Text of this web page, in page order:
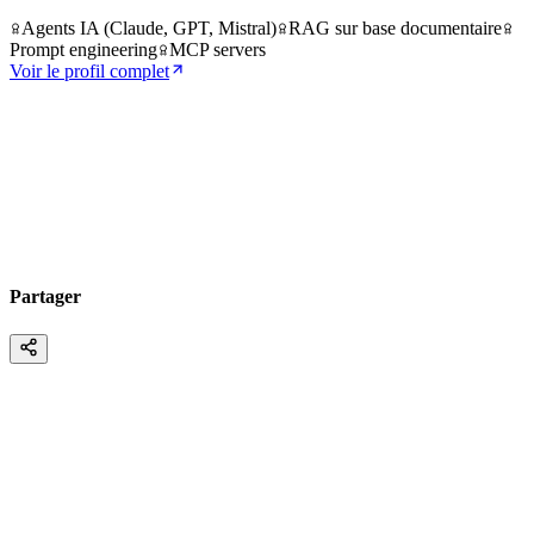
Agents IA (Claude, GPT, Mistral) RAG sur base documentaire
Prompt engineering MCP servers
Voir le profil complet
Partager